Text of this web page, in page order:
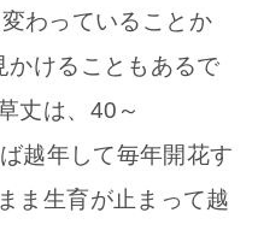
わっていることか
かけることもあるで
丈は、40～
越年して毎年開花す
ま生育が止まって越